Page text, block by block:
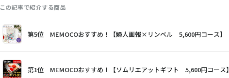
この記事で紹介する商品
画
像
商
品
購
入
第5位 MEMOCOおすすめ！【婦人画報×リンベル 5,600円コース】
第1位 MEMOCOおすすめ！【ソムリエアットギフト 5,600円コース】